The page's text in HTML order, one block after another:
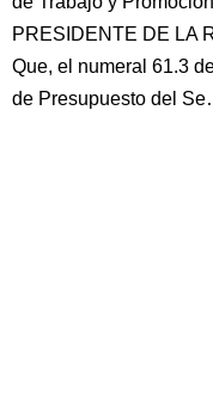
PRESIDENTE DE LA
Que, el numeral 61.3
de Presupuesto del